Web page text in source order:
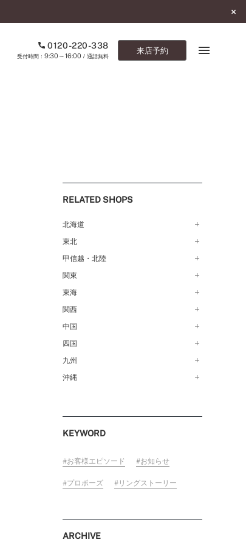
0120-220-338
9:30～16:00/ 通話無料
来店予約
0120-220-338
カタログ請求
お問い合わせ
FOLLOW US ON
RELATED SHOPS
北海道
札幌店（134）
函館店（180）
東北
弘前パークホテル店（180）
青森店（254）
仙台店（147）
秋田店（123）
盛岡大通店（203）
山形店（153）
郡山モルティ店（153）
いわき店（129）
甲信越・北陸
甲府店（63）
新潟店（168）
長野店（148）
松本店（161）
富山店（100）
金沢店（139）
福井店（117）
関東
銀座本店（149）
新宿店（137）
池袋店（134）
吉祥寺マルイ店（111）
町田店（142）
立川店（118）
ラゾーナ川崎プラザ店（84）
そごう千葉店（124）
柏店（141）
宇都宮店（143）
東海
名古屋栄店（125）
名古屋駅前店（72）
豊橋店（149）
岐阜店（122）
近鉄四日市店（141）
関西
なんばパークス店（146）
梅田茶屋町店（84）
梅田ハービスENT店（85）
近鉄あべのハルカス店（139）
奈良店（168）
中国
広島店（102）
福山店（239）
岡山店（170）
四国
高松店（172）
松山店（171）
九州
福岡天神店（117）
大分店（96）
沖縄
KEYWORD
お客様エピソード お知らせ
プロポーズ リングストーリー
ARCHIVE